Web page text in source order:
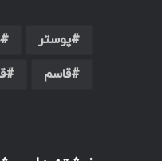
پوستر
قاسم